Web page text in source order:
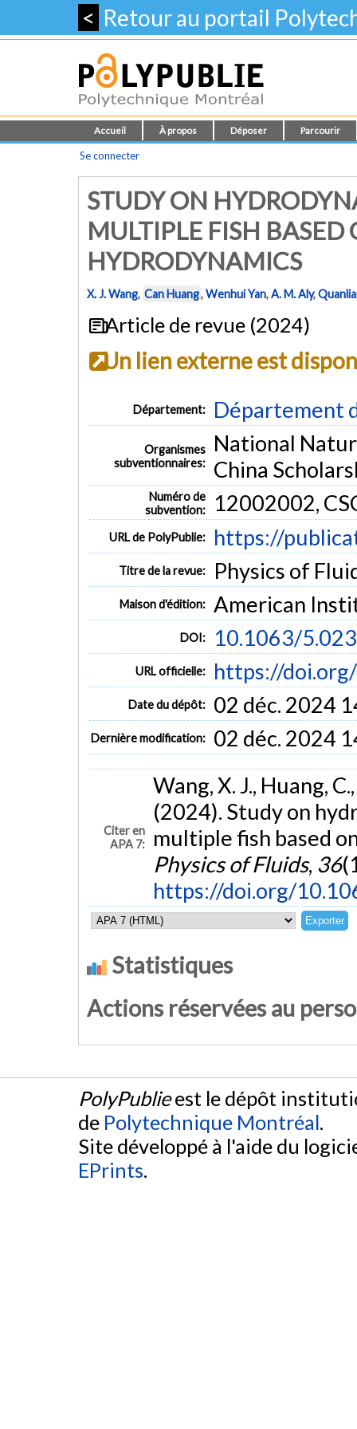
< Retour au portail
Accueil À propos Déposer Parcourir
Se connecter
STUDY ON
MULTIPLE FISH
HYDRODYNAMICS
X. J. Wang, Can Huang,Wenhui Yan,A. M. Aly,
Article de revue (2024)
Un lien externe est
Département: Département
Organismes
subventionnaires:
National
China
Numéro de
subvention:
12002002,
URL de PolyPublie: https://
Titre de la revue: Physics of
Maison d'édition: American
DOI: 10.1063/
URL officielle: https://
Date du dépôt: 02 déc. 2024
Dernière modification: 02 déc. 2024
Citer en
APA 7:
Wang, X. J., Huang,
(2024). Study on
multiple fish based
Physics of Fluids, 36
https://doi.org/
Statistiques
Actions réservées au
PolyPublieest le dépôt
de Polytechnique Montréal.
Site développé à l'aide du
EPrints.